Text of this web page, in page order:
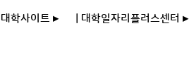
| 대학사이트 ▸ | 대학일자리플러스센터 ▸